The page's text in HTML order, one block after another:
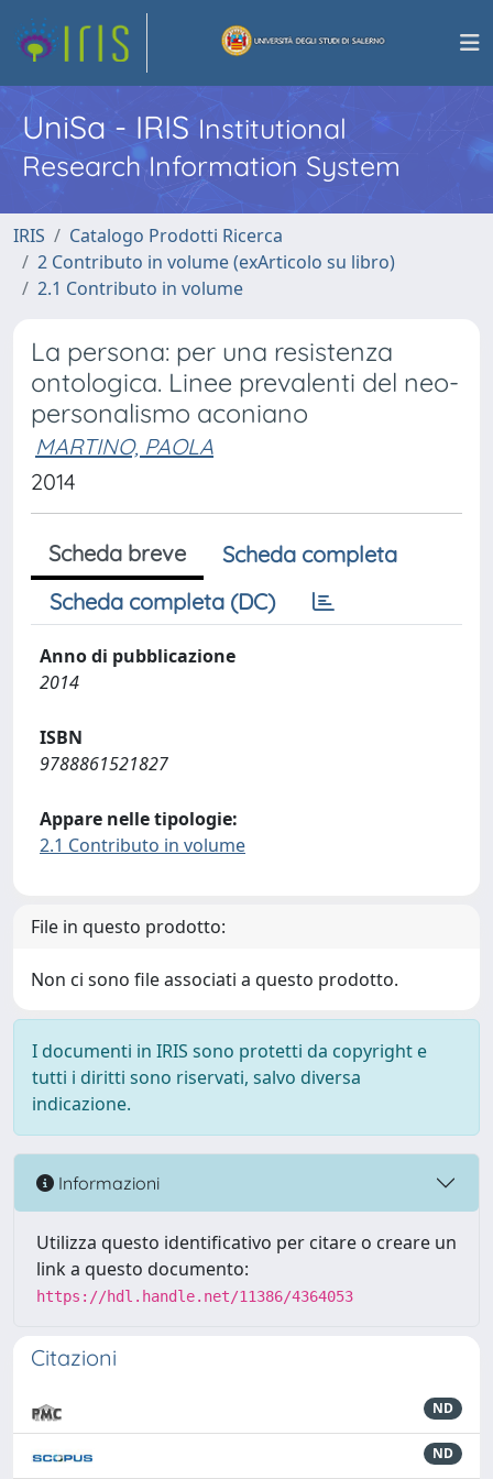
UniSa - IRISInstitutional
Research Information System
IRIS
Catalogo Prodotti Ricerca
2 Contributo in volume (exArticolo su libro)
2.1 Contributo in volume
La persona: per una resistenza
ontologica. Linee prevalenti del neo-
personalismo aconiano
MARTINO, PAOLA
2014
Scheda breve
Scheda completa
Scheda completa (DC)
Anno di pubblicazione
2014
ISBN
9788861521827
Appare nelle tipologie:
2.1 Contributo in volume
File in questo prodotto:
Non ci sono file associati a questo prodotto.
I documenti in IRIS sono protetti da copyright e
tutti i diritti sono riservati, salvo diversa
indicazione.
Informazioni
Utilizza questo identificativo per citare o creare un
link a questo documento:
https://hdl.handle.net/11386/4364053
Citazioni
ND
ND